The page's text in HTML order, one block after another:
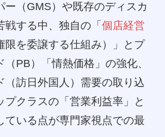
（GMS）や既存のディスカ
戦する中、独自の「 個店経営
限を委譲する仕組み）」とプ
PB）「情熱価格」の強化、
（訪日外国人）需要の取り込
プクラスの「営業利益率」と
ている点が専門家視点での最